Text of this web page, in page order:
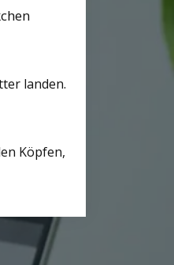
landen.
Köpfen,